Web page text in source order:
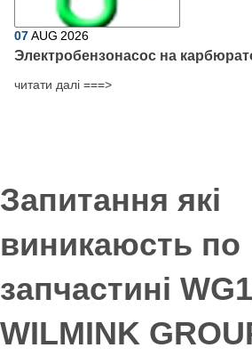
07AUG 2026
Электробензонасос на
читати далі ===>
Запитання які
виникаюсть по
запчастині
WILMINK